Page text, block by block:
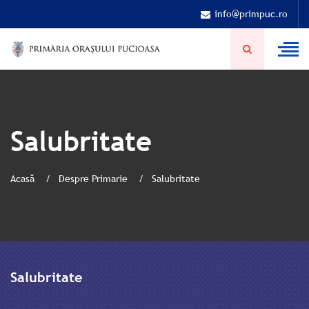
info@primpuc.ro
Salubritate
Acasă Despre Primarie Salubritate
Salubritate